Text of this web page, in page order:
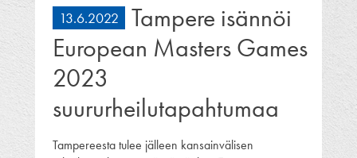
13.6.2022
Tampere isännöi
European Masters Games
2023
suururheilutapahtumaa
Tampereesta tulee jälleen kansainvälisen